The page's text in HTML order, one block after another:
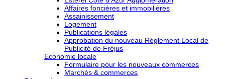
Affaires foncières et immobilières
Assainissement
Logement
Publications légales
Approbation du nouveau Règlement Local de
Publicité de Fréjus
Economie locale
Formulaire pour les nouveaux commerces
Marchés & commerces